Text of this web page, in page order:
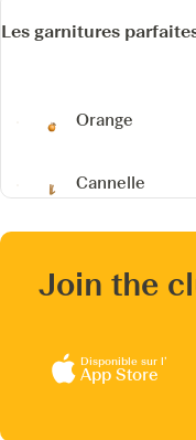
Les garnitures
Orange
Cannelle
Join the
Disponible sur l’
App Store